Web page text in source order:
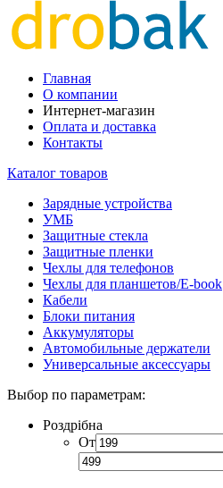
Главная
О компании
Интернет-магазин
Оплата и доставка
Контакты
Каталог товаров
Зарядные устройства
УМБ
Защитные стекла
Защитные пленки
Чехлы для телефонов
Чехлы для планшетов/E-book
Кабели
Блоки питания
Аккумуляторы
Автомобильные держатели
Универсальные аксессуары
Выбор по параметрам:
Роздрібна
От